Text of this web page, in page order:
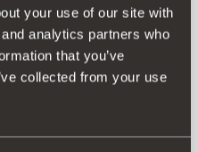
your use of our site with
analytics partners who
that you’ve
collected from your use